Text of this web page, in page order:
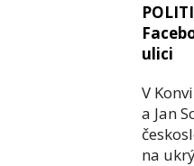
ulici
V
a Jan
na